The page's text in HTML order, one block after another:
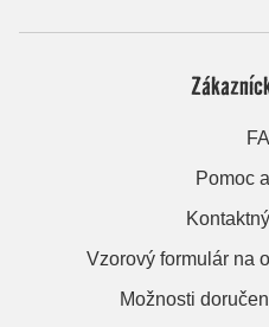
Pomoc
Vzorový formulár na
Možnosti